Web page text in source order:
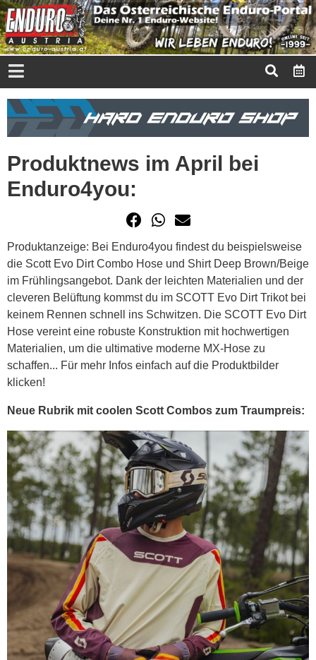
Produktnews im April bei
Enduro4you:
Produktanzeige: Bei Enduro4you findest du beispielsweise
die Scott Evo Dirt Combo Hose und Shirt Deep Brown/Beige
im Frühlingsangebot. Dank der leichten Materialien und der
cleveren Belüftung kommst du im SCOTT Evo Dirt Trikot bei
keinem Rennen schnell ins Schwitzen. Die SCOTT Evo Dirt
Hose vereint eine robuste Konstruktion mit hochwertigen
Materialien, um die ultimative moderne MX-Hose zu
schaffen... Für mehr Infos einfach auf die Produktbilder
klicken!
Neue Rubrik mit coolen Scott Combos zum Traumpreis: